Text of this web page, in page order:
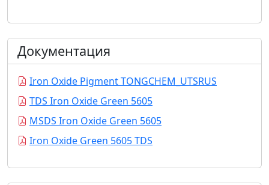
Документация
Iron Oxide Pigment TONGCHEM_UTSRUS
TDS Iron Oxide Green 5605
MSDS Iron Oxide Green 5605
Iron Oxide Green 5605 TDS